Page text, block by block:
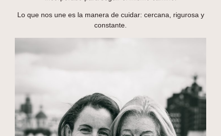
Lo que nos une es la manera de cuidar: cercana, rigurosa y
constante.